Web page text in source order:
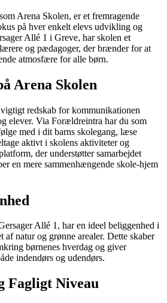
Arena Skolen, er et fremragende
på hver enkelt elevs udvikling og
Allé 1 i Greve, har skolen et
og pædagoger, der brænder for at
atmosfære for alle børn.
Arena Skolen
redskab for kommunikationen
elever. Via Forældreintra har du som
med i dit barns skolegang, læse
aktivt i skolens aktiviteter og
der understøtter samarbejdet
en mere sammenhængende skole-hjem
Allé 1, har en ideel beliggenhed i
af natur og grønne arealer. Dette skaber
børnenes hverdag og giver
indendørs og udendørs.
Fagligt Niveau